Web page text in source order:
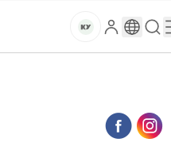
마
로
그
구
글
검
색